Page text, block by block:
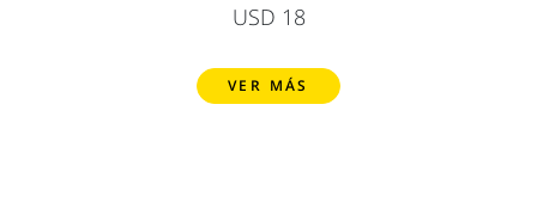
USD 18
VER MÁS